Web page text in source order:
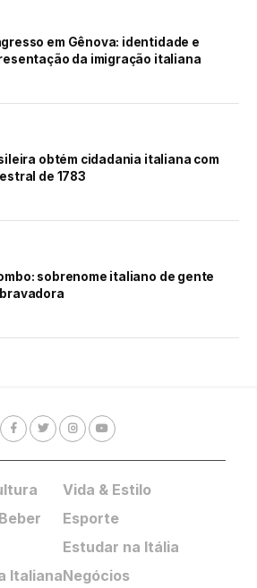
em Gênova: identidade e
da imigração italiana
obtém cidadania italiana com
de 1783
sobrenome italiano de gente
Italiana
Vida & Estilo
Esporte
Estudar na Itália
Negócios